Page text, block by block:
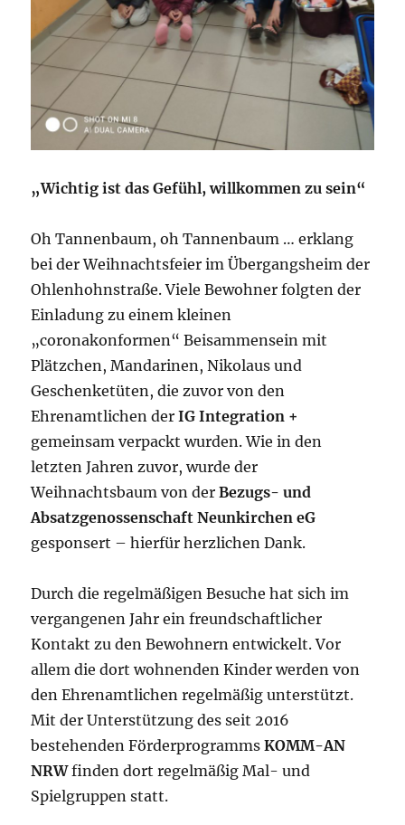
„Wichtig ist das Gefühl, willkommen zu sein“
Oh Tannenbaum, oh Tannenbaum … erklang
bei der Weihnachtsfeier im Übergangsheim der
Ohlenhohnstraße. Viele Bewohner folgten der
Einladung zu einem kleinen
„coronakonformen“ Beisammensein mit
Plätzchen, Mandarinen, Nikolaus und
Geschenketüten, die zuvor von den
Ehrenamtlichen derIG Integration +
gemeinsam verpackt wurden. Wie in den
letzten Jahren zuvor, wurde der
Weihnachtsbaum von derBezugs- und
Absatzgenossenschaft Neunkirchen eG
gesponsert – hierfür herzlichen Dank.
Durch die regelmäßigen Besuche hat sich im
vergangenen Jahr ein freundschaftlicher
Kontakt zu den Bewohnern entwickelt. Vor
allem die dort wohnenden Kinder werden von
den Ehrenamtlichen regelmäßig unterstützt.
Mit der Unterstützung des seit 2016
bestehenden FörderprogrammsKOMM-AN
NRWfinden dort regelmäßig Mal- und
Spielgruppen statt.